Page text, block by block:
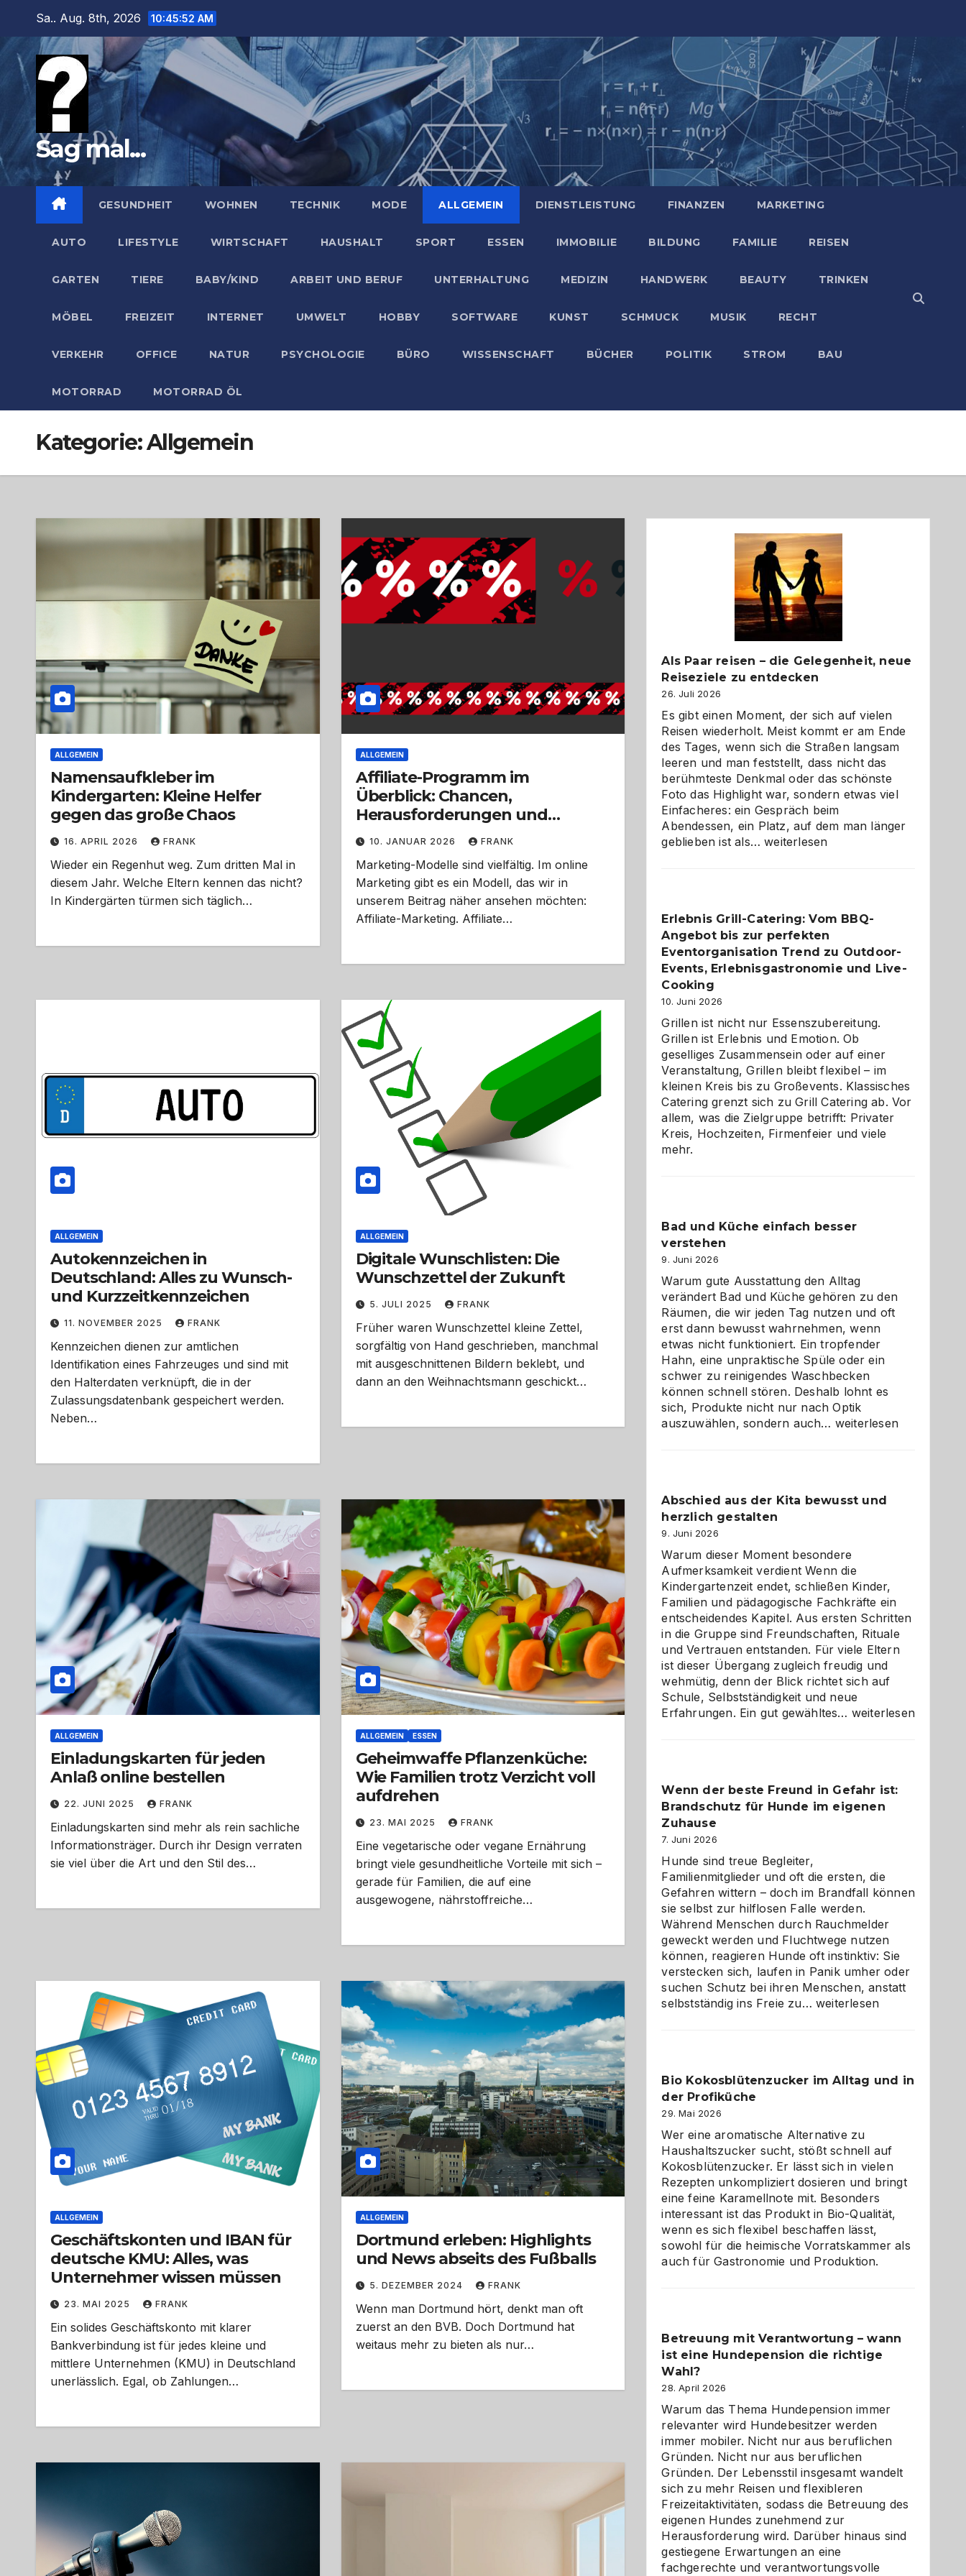
springen
Sa.. Aug. 8th, 2026 10:45:54 AM
Sag mal...
GESUNDHEIT WOHNEN TECHNIK MODE ALLGEMEIN DIENSTLEISTUNG FINANZEN MARKETING
AUTO LIFESTYLE WIRTSCHAFT HAUSHALT SPORT ESSEN IMMOBILIE BILDUNG FAMILIE REISEN
GARTEN TIERE BABY/KIND ARBEIT UND BERUF UNTERHALTUNG MEDIZIN HANDWERK BEAUTY TRINKEN
MÖBEL FREIZEIT INTERNET UMWELT HOBBY SOFTWARE KUNST SCHMUCK MUSIK RECHT
VERKEHR OFFICE NATUR PSYCHOLOGIE BÜRO WISSENSCHAFT BÜCHER POLITIK STROM BAU
MOTORRAD MOTORRAD ÖL
Kategorie:Allgemein
ALLGEMEIN
Namensaufkleber im
Kindergarten: Kleine Helfer
gegen das große Chaos
16. APRIL 2026 FRANK
Wieder ein Regenhut weg. Zum dritten Mal in
diesem Jahr. Welche Eltern kennen das nicht?
In Kindergärten türmen sich täglich…
ALLGEMEIN
Affiliate-Programm im
Überblick: Chancen,
Herausforderungen und
Zukunft
10. JANUAR 2026 FRANK
Marketing-Modelle sind vielfältig. Im online
Marketing gibt es ein Modell, das wir in
unserem Beitrag näher ansehen möchten:
Affiliate-Marketing. Affiliate…
ALLGEMEIN
Autokennzeichen in
Deutschland: Alles zu Wunsch-
und Kurzzeitkennzeichen
11. NOVEMBER 2025 FRANK
Kennzeichen dienen zur amtlichen
Identifikation eines Fahrzeuges und sind mit
den Halterdaten verknüpft, die in der
Zulassungsdatenbank gespeichert werden.
Neben…
ALLGEMEIN
Digitale Wunschlisten: Die
Wunschzettel der Zukunft
5. JULI 2025 FRANK
Früher waren Wunschzettel kleine Zettel,
sorgfältig von Hand geschrieben, manchmal
mit ausgeschnittenen Bildern beklebt, und
dann an den Weihnachtsmann geschickt…
ALLGEMEIN
Einladungskarten für jeden
Anlaß online bestellen
22. JUNI 2025 FRANK
Einladungskarten sind mehr als rein sachliche
Informationsträger. Durch ihr Design verraten
sie viel über die Art und den Stil des…
ALLGEMEIN ESSEN
Geheimwaffe Pflanzenküche:
Wie Familien trotz Verzicht voll
aufdrehen
23. MAI 2025 FRANK
Eine vegetarische oder vegane Ernährung
bringt viele gesundheitliche Vorteile mit sich –
gerade für Familien, die auf eine
ausgewogene, nährstoffreiche…
ALLGEMEIN
Geschäftskonten und IBAN für
deutsche KMU: Alles, was
Unternehmer wissen müssen
23. MAI 2025 FRANK
Ein solides Geschäftskonto mit klarer
Bankverbindung ist für jedes kleine und
mittlere Unternehmen (KMU) in Deutschland
unerlässlich. Egal, ob Zahlungen…
ALLGEMEIN
Dortmund erleben: Highlights
und News abseits des Fußballs
5. DEZEMBER 2024 FRANK
Wenn man Dortmund hört, denkt man oft
zuerst an den BVB. Doch Dortmund hat
weitaus mehr zu bieten als nur…
Als Paar reisen – die Gelegenheit, neue
Reiseziele zu entdecken
26. Juli 2026
Es gibt einen Moment, der sich auf vielen
Reisen wiederholt. Meist kommt er am Ende
des Tages, wenn sich die Straßen langsam
leeren und man feststellt, dass nicht das
berühmteste Denkmal oder das schönste
Foto das Highlight war, sondern etwas viel
Einfacheres: ein Gespräch beim
Abendessen, ein Platz, auf dem man länger
geblieben ist als…Als
Gelegenheit,
neue
Reiseziele
zu
weiterlesen
Erlebnis Grill-Catering: Vom BBQ-
Angebot bis zur perfekten
Eventorganisation Trend zu Outdoor-
Events, Erlebnisgastronomie und Live-
Cooking
10. Juni 2026
Grillen ist nicht nur Essenszubereitung.
Grillen ist Erlebnis und Emotion. Ob
geselliges Zusammensein oder auf einer
Veranstaltung, Grillen bleibt flexibel – im
kleinen Kreis bis zu Großevents. Klassisches
Catering grenzt sich zu Grill Catering ab. Vor
allem, was die Zielgruppe betrifft: Privater
Kreis, Hochzeiten, Firmenfeier und viele
mehr.
Bad und Küche einfach besser
verstehen
9. Juni 2026
Warum gute Ausstattung den Alltag
verändert Bad und Küche gehören zu den
Räumen, die wir jeden Tag nutzen und oft
erst dann bewusst wahrnehmen, wenn
etwas nicht funktioniert. Ein tropfender
Hahn, eine unpraktische Spüle oder ein
schwer zu reinigendes Waschbecken
können schnell stören. Deshalb lohnt es
sich, Produkte nicht nur nach Optik
auszuwählen, sondern auch… Bad
verstehen
weiterlesen
Abschied aus der Kita bewusst und
herzlich gestalten
9. Juni 2026
Warum dieser Moment besondere
Aufmerksamkeit verdient Wenn die
Kindergartenzeit endet, schließen Kinder,
Familien und pädagogische Fachkräfte ein
entscheidendes Kapitel. Aus ersten Schritten
in die Gruppe sind Freundschaften, Rituale
und Vertrauen entstanden. Für viele Eltern
ist dieser Übergang zugleich freudig und
wehmütig, denn der Blick richtet sich auf
Schule, Selbstständigkeit und neue
Erfahrungen. Ein gut gewähltes… Abschied
und
herzlich
weiterlesen
Wenn der beste Freund in Gefahr ist:
Brandschutz für Hunde im eigenen
Zuhause
7. Juni 2026
Hunde sind treue Begleiter,
Familienmitglieder und oft die ersten, die
Gefahren wittern – doch im Brandfall können
sie selbst zur hilflosen Falle werden.
Während Menschen durch Rauchmelder
geweckt werden und Fluchtwege nutzen
können, reagieren Hunde oft instinktiv: Sie
verstecken sich, laufen in Panik umher oder
suchen Schutz bei ihren Menschen, anstatt
selbstständig ins Freie zu… Wenn
Gefahr
für
Hunde
im
eigenen
Zuhause
weiterlesen
Bio Kokosblütenzucker im Alltag und in
der Profiküche
29. Mai 2026
Wer eine aromatische Alternative zu
Haushaltszucker sucht, stößt schnell auf
Kokosblütenzucker. Er lässt sich in vielen
Rezepten unkompliziert dosieren und bringt
eine feine Karamellnote mit. Besonders
interessant ist das Produkt in Bio-Qualität,
wenn es sich flexibel beschaffen lässt,
sowohl für die heimische Vorratskammer als
auch für Gastronomie und Produktion.
Betreuung mit Verantwortung – wann
ist eine Hundepension die richtige
Wahl?
28. April 2026
Warum das Thema Hundepension immer
relevanter wird Hundebesitzer werden
immer mobiler. Nicht nur aus beruflichen
Gründen. Nicht nur aus beruflichen
Gründen. Der Lebensstil insgesamt wandelt
sich zu mehr Reisen und flexibleren
Freizeitaktivitäten, sodass die Betreuung des
eigenen Hundes zunehmend zur
Herausforderung wird. Darüber hinaus sind
gestiegene Erwartungen an eine
fachgerechte und verantwortungsvolle